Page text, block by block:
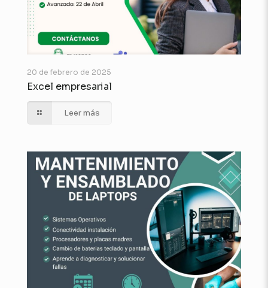
20 de febrero de 2025
Excel empresarial
Leer más